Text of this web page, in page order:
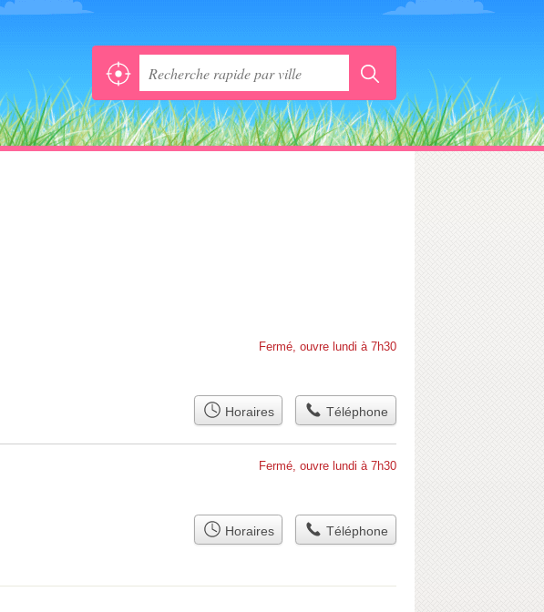
Fermé, ouvre lundi à 7h30
Horaires Téléphone
Fermé, ouvre lundi à 7h30
Horaires Téléphone